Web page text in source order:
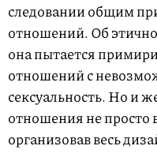
следовании общим
отношений. Об
она пытается
отношений с
сексуальность. Но и
отношения не просто
организовав весь